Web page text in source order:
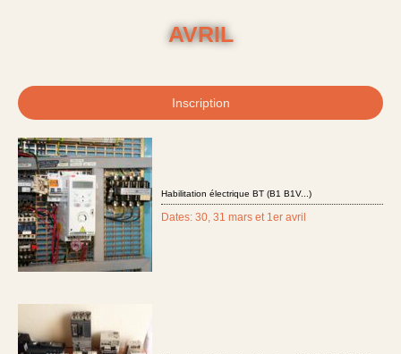
AVRIL
Inscription
Habilitation électrique BT (B1 B1V...)
Dates: 30, 31 mars et 1er avril